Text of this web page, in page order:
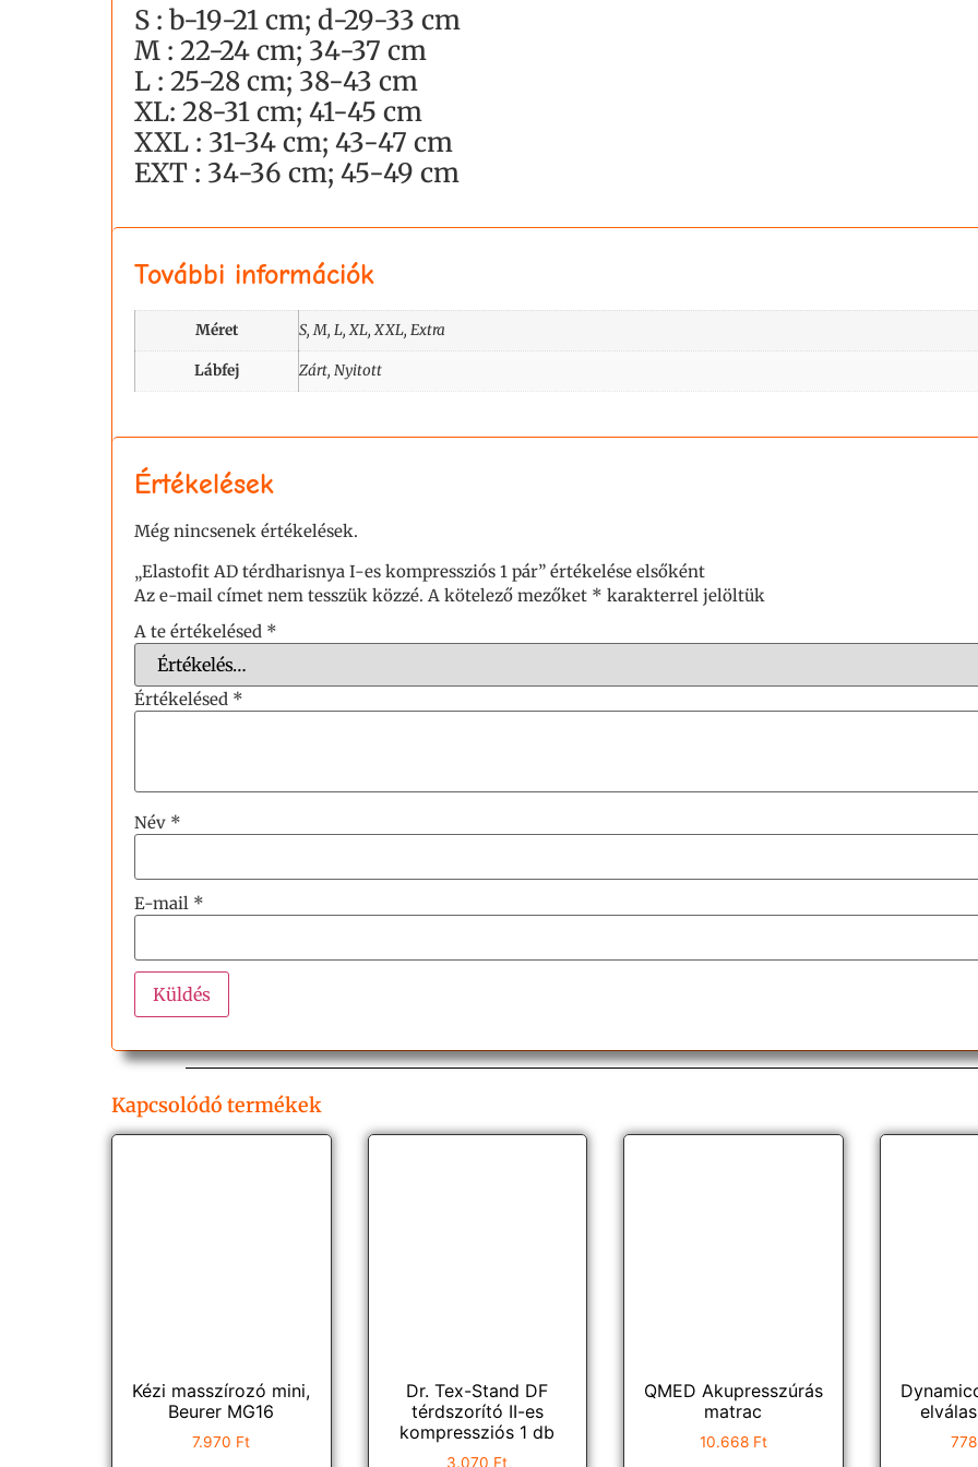
S : b-19-21 cm; d-29-33 cm
M : 22-24 cm; 34-37 cm
L : 25-28 cm; 38-43 cm
XL: 28-31 cm; 41-45 cm
XXL : 31-34 cm; 43-47 cm
EXT : 34-36 cm; 45-49 cm
További információk
Méret S, M, L, XL, XXL, Extra
Lábfej Zárt, Nyitott
Értékelések
Még nincsenek értékelések.
„Elastofit AD térdharisnya I-es kompressziós 1 pár” értékelése elsőként
Az e-mail címet nem tesszük közzé. A kötelező mezőket * karakterrel jelöltük
A te értékelésed *
Értékelésed *
Név *
E-mail *
Kapcsolódó termékek
Kézi masszírozó mini,
Beurer MG16
7.970 Ft
Dr. Tex-Stand DF
térdszorító II-es
kompressziós 1 db
3.070 Ft
QMED Akupresszúrás
matrac
10.668 Ft